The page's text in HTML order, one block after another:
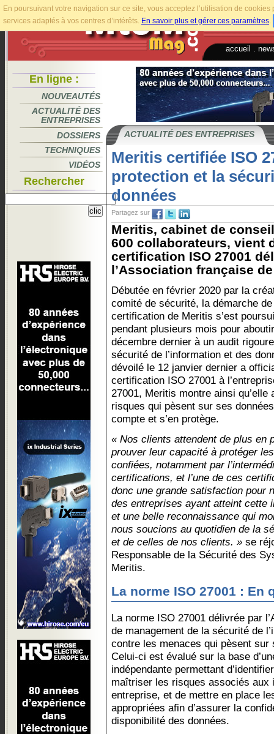
En poursuivant votre navigation sur ce site, vous acceptez l’utilisation de
services adaptés à vos centres d’intérêts. En savoir plus et gérer ces paramètres.
accueil
En ligne :
NOUVEAUTÉS
ACTUALITÉ DES
ENTREPRISES
DOSSIERS
TECHNIQUES
VIDÉOS
Rechercher
ACTUALITÉ DES ENTREPRISES
Meritis certifiée ISO
protection et la
données
Partagez sur
Meritis, cabinet de
600 collaborateurs, vient
certification ISO 27001
l’Association française
Débutée en février 2020 par la
comité de sécurité, la démarche de
certification de Meritis s’est
pendant plusieurs mois pour
décembre dernier à un audit
sécurité de l’information et des
dévoilé le 12 janvier dernier a
certification ISO 27001 à
27001, Meritis montre ainsi
risques qui pèsent sur ses
compte et s’en protège.
« Nos clients attendent de plus en
prouver leur capacité à protéger
confiées, notamment par
certifications, et l’une de ces
donc une grande satisfaction pour
des entreprises ayant atteint cette
et une belle reconnaissance qui
nous soucions au quotidien de la
et de celles de nos clients. » se
Responsable de la Sécurité des
Meritis.
La norme ISO 27001 : En
La norme ISO 27001 délivrée par
de management de la sécurité de
contre les menaces qui pèsent sur
Celui-ci est évalué sur la base
indépendante permettant
maîtriser les risques associés aux
entreprise, et de mettre en place
appropriées afin d’assurer la
disponibilité des données.